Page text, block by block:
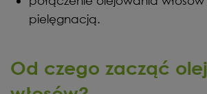
pielęgnacją.
Od czego zacząć